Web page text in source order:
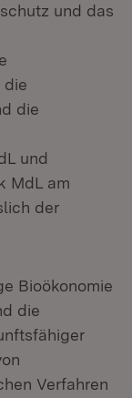
und das
die
die
und
MdL am
der
Bioökonomie
die
Verfahren